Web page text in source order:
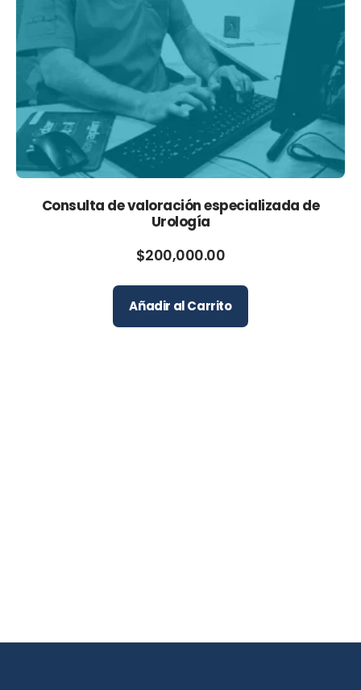
Consulta de valoración especializada de
Urología
$200,000.00
Añadir al Carrito